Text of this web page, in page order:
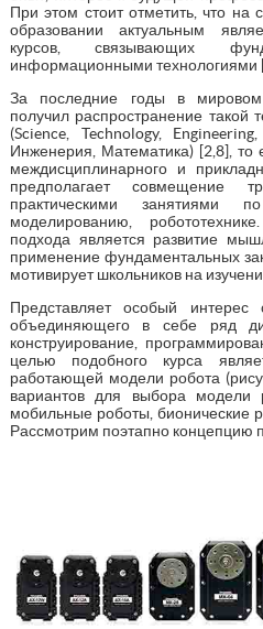
При этом стоит отметить, что
образовании актуальным
курсов, связывающих
информационными технологиями
За последние годы в мировом
получил распространение такой
(Science, Technology,
Инженерия, Математика) [2,8], то
междисциплинарного и
предполагает совмещение
практическими занятиями
моделированию,
подхода является развитие
применение фундаментальных
мотивирует школьников на
Представляет особый интерес
объединяющего в себе ряд
конструирование,
целью подобного курса
работающей модели робота
вариантов для выбора модели
мобильные роботы, бионические
Рассмотрим поэтапно концепцию